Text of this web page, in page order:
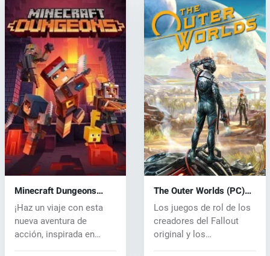
Minecraft Dungeons
(PC) key
¡Haz un viaje con esta
nueva aventura de
acción, inspirada en
The Outer Worlds (PC)
key
Los juegos de rol de los
creadores del Fallout
original y los